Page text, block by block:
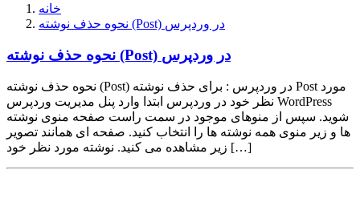
خانه
نحوه حذف نوشته (Post) در وردپرس
نحوه حذف نوشته (Post) در وردپرس
نحوه حذف نوشته (Post) در وردپرس : برای حذف نوشته Post مورد
نظر خود در وردپرس ابتدا وارد پنل مدیریت وردپرس WordPress
شوید. سپس از منوهای موجود در سمت راست صفحه منوی نوشته
ها و زیر منوی همه نوشته ها را انتخاب کنید. صفحه ای همانند تصویر
زیر مشاهده می کنید. نوشته مورد نظر خود […]